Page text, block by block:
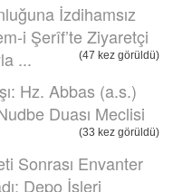
İzdihamsız
i Şerîf’te Ziyaretçi
...
(47 kez görüldü)
Hz. Abbas (a.s.)
Duası Meclisi
(33 kez görüldü)
Sonrası Envanter
Depo İşleri